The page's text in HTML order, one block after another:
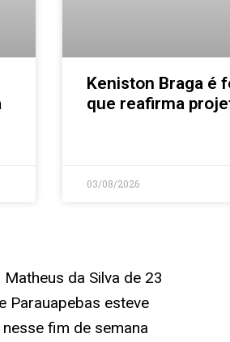
Keniston Braga é
que reafirma
03/08/2026
Matheus da Silva de 23
Parauapebas esteve
fim de semana